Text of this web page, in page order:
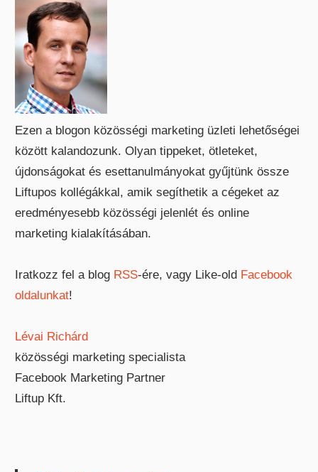
Ezen a blogon közösségi marketing üzleti lehetőségei
között kalandozunk. Olyan tippeket, ötleteket,
újdonságokat és esettanulmányokat gyűjtünk össze
Liftupos kollégákkal, amik segíthetik a cégeket az
eredményesebb közösségi jelenlét és online
marketing kialakításában.
Iratkozz fel a blog RSS-ére, vagy Like-old Facebook
oldalunkat!
Lévai Richárd
közösségi marketing specialista
Facebook Marketing Partner
Liftup Kft.